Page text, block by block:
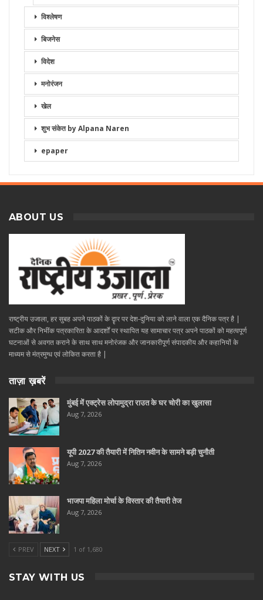
विश्लेषण
बिजनेस
विदेश
मनोरंजन
खेल
शुभ संकेत by Alpana Naren
epaper
ABOUT US
राष्ट्रीय उजाला, हर सुबह अपने पाठकों के दॄार पर देश-दुनिया को लाने वाला एक दैनिक पत्र है |
सटीक और निभींक पत्रकारिता के आदर्शों पर स्थापित यह सामाचार पत्र अपने पाठकों को महत्वपूर्ण
घटनाओं से अवगत कराने के साथ साथ मनोरंजक और जानकारीपूर्ण संपादकीय और कहानियों के
माध्यम से मंत्रमुग्ध एवं लोकित करता है |
ताज़ा ख़बरें
मुंबई में एक्ट्रेस लोपामुद्रा राउत के घर चोरी का खुलासा
Aug 7, 2026
यूपी 2027 की तैयारी में नितिन नवीन के सामने बड़ी चुनौती
Aug 7, 2026
भाजपा महिला मोर्चा के विस्तार की तैयारी तेज
Aug 7, 2026
PREV NEXT 1 of 1,680
STAY WITH US